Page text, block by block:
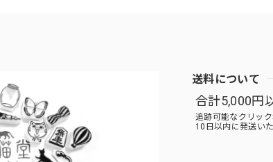
送料について
合計5,000円
追跡可能なクリッ
10日以内に発送い